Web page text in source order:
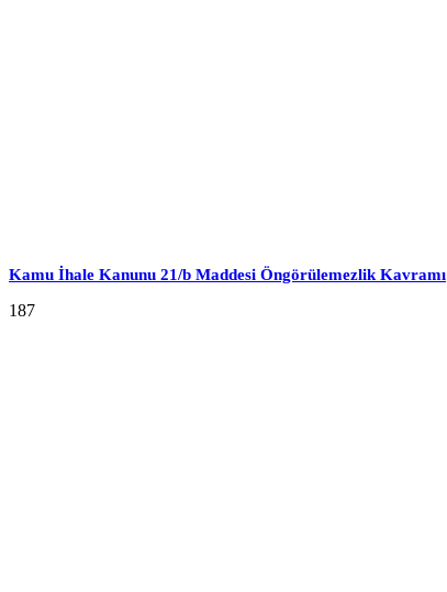
Kamu İhale Kanunu 21/b Maddesi Öngörülemezlik Kavramı
187